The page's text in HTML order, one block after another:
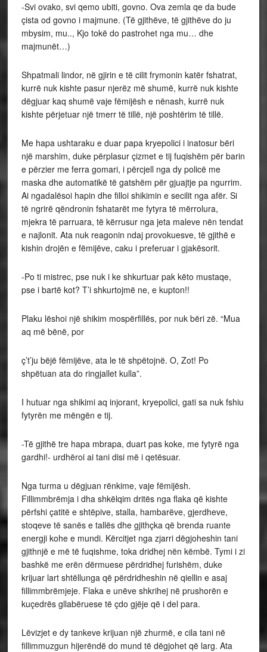
-Svi ovako, svi qemo ubiti, govno. Ova zemla qe da bude
çista od govno i majmune. (Të gjithëve, të gjithëve do ju
mbysim, mu.., Kjo tokë do pastrohet nga mu… dhe
majmunët…)
Shpatmali lindor, në gjirin e të cilit frymonin katër fshatrat,
kurrë nuk kishte pasur njerëz më shumë, kurrë nuk kishte
dëgjuar kaq shumë vaje fëmijësh e nënash, kurrë nuk
kishte përjetuar një tmerr të tillë, një poshtërim të tillë.
Me hapa ushtaraku e duar papa kryepolici i inatosur bëri
një marshim, duke përplasur çizmet e tij fuqishëm për barin
e përzier me ferra gomari, i përcjell nga dy policë me
maska dhe automatikë të gatshëm për gjuajtje pa ngurrim.
Ai ngadalësoi hapin dhe filloi shikimin e secilit nga afër. Si
të ngrirë qëndronin fshatarët me fytyra të mërrolura,
mjekra të parruara, të kërrusur nga jeta maleve nën tendat
e najlonit. Ata nuk reagonin ndaj provokuesve, të gjithë e
kishin drojën e fëmijëve, caku i preferuar i gjakësorit.
-Po ti mistrec, pse nuk i ke shkurtuar pak këto mustaqe,
pse i bartë kot? T’i shkurtojmë ne, e kupton!!
Plaku lëshoi një shikim mospërfillës, por nuk bëri zë. “Mua
aq më bënë, por
ç’t’ju bëjë fëmijëve, ata le të shpëtojnë. O, Zot! Po
shpëtuan ata do ringjallet kulla”.
I hutuar nga shikimi aq injorant, kryepolici, gati sa nuk fshiu
fytyrën me mëngën e tij.
-Të gjithë tre hapa mbrapa, duart pas koke, me fytyrë nga
gardhi!- urdhëroi ai tani disi më i qetësuar.
Nga turma u dëgjuan rënkime, vaje fëmijësh.
Fillimmbrëmja i dha shkëlqim dritës nga flaka që kishte
përfshi çatitë e shtëpive, stalla, hambarëve, gjerdheve,
stoqeve të sanës e tallës dhe gjithçka që brenda ruante
energji kohe e mundi. Kërcitjet nga zjarri dëgjoheshin tani
gjithnjë e më të fuqishme, toka dridhej nën këmbë. Tymi i zi
bashkë me erën dërmuese përdridhej furishëm, duke
krijuar lart shtëllunga që përdridheshin në qiellin e asaj
fillimmbrëmjeje. Flaka e unëve shkrihej në prushorën e
kuçedrës gllabëruese të çdo gjëje që i del para.
Lëvizjet e dy tankeve krijuan një zhurmë, e cila tani në
fillimmuzgun hijerëndë do mund të dëgjohet që larg. Ata